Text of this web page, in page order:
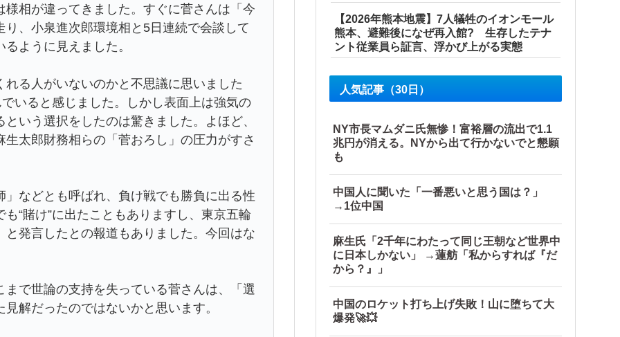
相が違ってきました。すぐに菅さんは「今
、小泉進次郎環境相と5日連続で会談して
ように見えました。
る人がいないのかと不思議に思いました
いると感じました。しかし表面上は強気の
いう選択をしたのは驚きました。よほど、
太郎財務相らの「菅おろし」の圧力がすさ
などとも呼ばれ、負け戦でも勝負に出る性
“賭け”に出たこともありますし、東京五輪
発言したとの報道もありました。今回はな
で世論の支持を失っている菅さんは、「選
解だったのではないかと思います。
【2026年熊本地震】7人犠牲のイオンモール
熊本、避難後になぜ再入館? 生存したテナ
ント従業員ら証言、浮かび上がる実態
人気記事（30日）
NY市長マムダニ氏無惨！富裕層の流出で1.1
兆円が消える。NYから出て行かないでと懇願
も
中国人に聞いた「一番悪いと思う国は？」
→1位中国
麻生氏「2千年にわたって同じ王朝など世界中
に日本しかない」 →蓮舫「私からすれば『だ
から？』」
中国のロケット打ち上げ失敗！山に堕ちて大
爆発🚀💥